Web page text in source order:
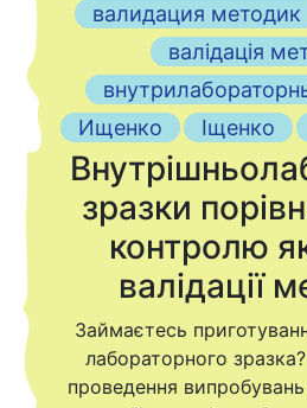
валидация методик
валідація
Ищенко
Іщенко
зразки
контролю
валідації
Займаєтесь
лабораторного
проведення